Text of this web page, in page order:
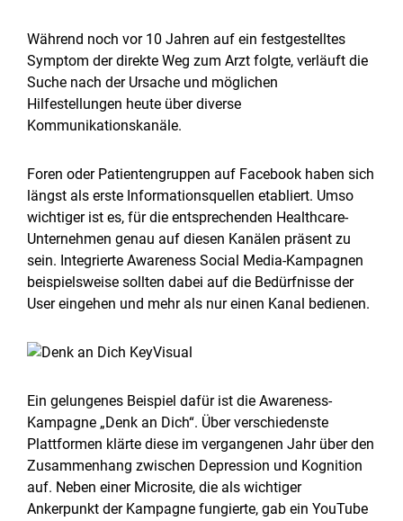
Während noch vor 10 Jahren auf ein festgestelltes
Symptom der direkte Weg zum Arzt folgte, verläuft die
Suche nach der Ursache und möglichen
Hilfestellungen heute über diverse
Kommunikationskanäle.
Foren oder Patientengruppen auf Facebook haben sich
längst als erste Informationsquellen etabliert. Umso
wichtiger ist es, für die entsprechenden Healthcare-
Unternehmen genau auf diesen Kanälen präsent zu
sein. Integrierte Awareness Social Media-Kampagnen
beispielsweise sollten dabei auf die Bedürfnisse der
User eingehen und mehr als nur einen Kanal bedienen.
Ein gelungenes Beispiel dafür ist die Awareness-
Kampagne „Denk an Dich“. Über verschiedenste
Plattformen klärte diese im vergangenen Jahr über den
Zusammenhang zwischen Depression und Kognition
auf. Neben einer Microsite, die als wichtiger
Ankerpunkt der Kampagne fungierte, gab ein YouTube